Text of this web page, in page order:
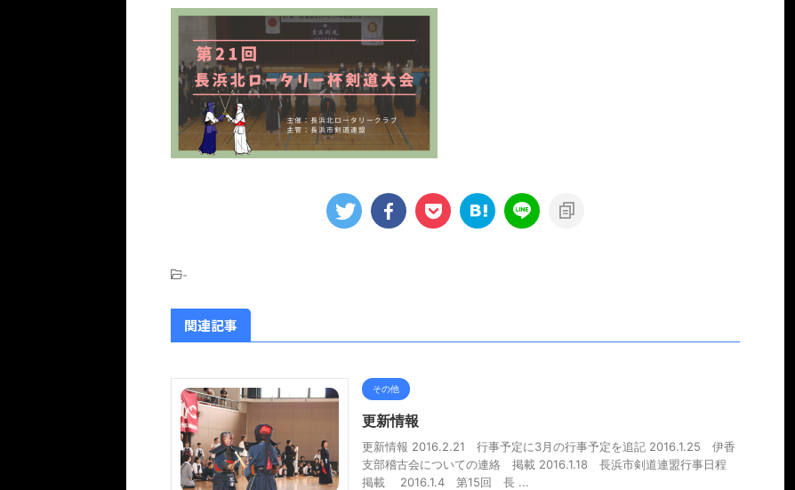
-
関連記事
その他
更新情報
更新情報 2016.2.21 行事予定に3月の行事予定を追記 2016.1.25 伊香
支部稽古会についての連絡 掲載 2016.1.18 長浜市剣道連盟行事日程
掲載 2016.1.4 第15回 長 ...